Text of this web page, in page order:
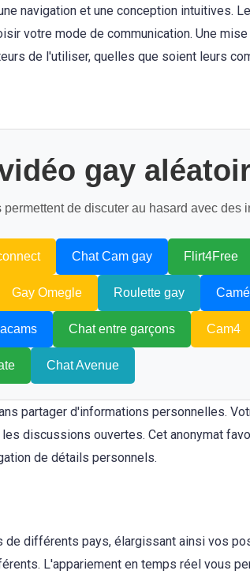
navigation et une conception intuitives.
votre mode de communication. Une
de l'utiliser, quelles que soient leurs
gay
de discuter au hasard avec des
Chat Cam gay Flirt4Free
Gay Omegle Roulette gay
Chat entre garçons Cam4
Chat Avenue
partager d'informations personnelles.
discussions ouvertes. Cet anonymat
de détails personnels.
de différents pays, élargissant ainsi vos
L'appariement en temps réel vous